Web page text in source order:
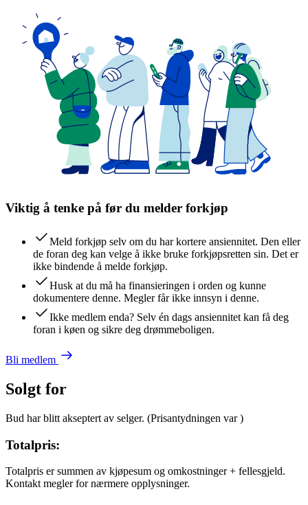
Viktig å tenke på før du melder forkjøp
Meld forkjøp selv om du har kortere ansiennitet. Den eller
de foran deg kan velge å ikke bruke forkjøpsretten sin. Det er
ikke bindende å melde forkjøp.
Husk at du må ha finansieringen i orden og kunne
dokumentere denne. Megler får ikke innsyn i denne.
Ikke medlem enda? Selv én dags ansiennitet kan få deg
foran i køen og sikre deg drømmeboligen.
Bli medlem
Solgt for
Bud har blitt akseptert av selger. (Prisantydningen var)
Totalpris:
Totalpris er summen av kjøpesum og omkostninger + fellesgjeld.
Kontakt megler for nærmere opplysninger.